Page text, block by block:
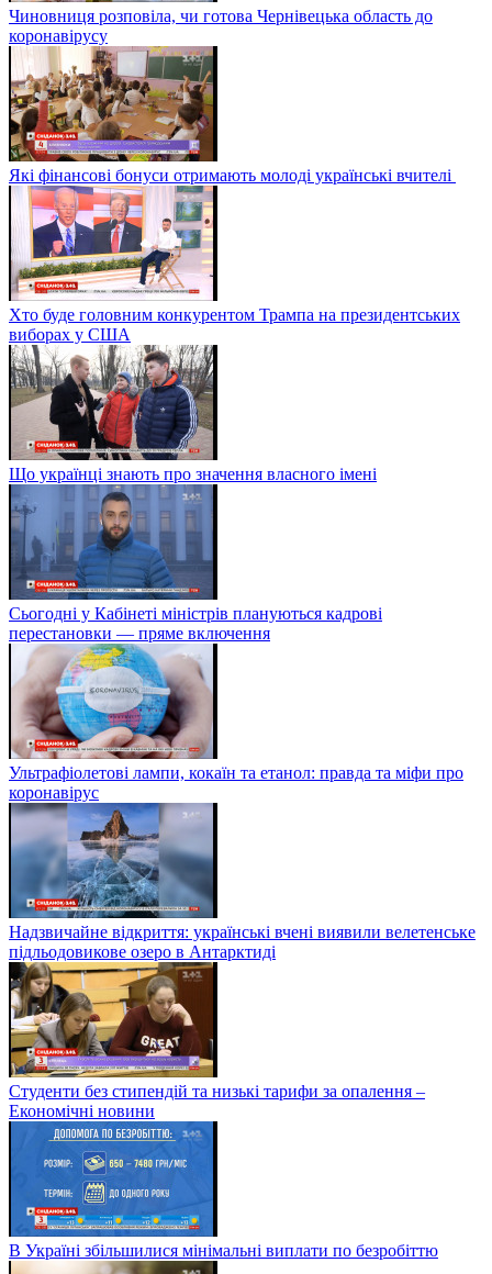
Чиновниця розповіла, чи готова Чернівецька область до
коронавірусу
Які фінансові бонуси отримають молоді українські вчителі
Хто буде головним конкурентом Трампа на президентських
виборах у США
Що українці знають про значення власного імені
Сьогодні у Кабінеті міністрів плануються кадрові
перестановки — пряме включення
Ультрафіолетові лампи, кокаїн та етанол: правда та міфи про
коронавірус
Надзвичайне відкриття: українські вчені виявили велетенське
підльодовикове озеро в Антарктиді
Студенти без стипендій та низькі тарифи за опалення –
Економічні новини
В Україні збільшилися мінімальні виплати по безробіттю